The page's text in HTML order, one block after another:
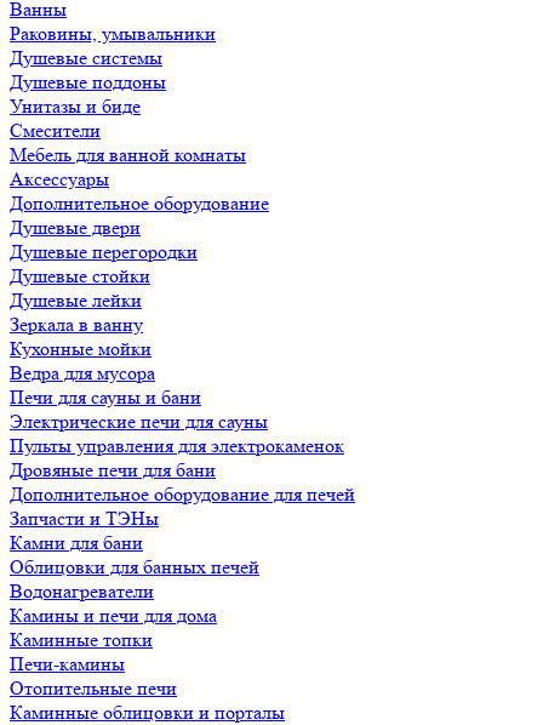
Ванны
Раковины, умывальники
Душевые системы
Душевые поддоны
Унитазы и биде
Смесители
Мебель для ванной комнаты
Аксессуары
Дополнительное оборудование
Душевые двери
Душевые перегородки
Душевые стойки
Душевые лейки
Зеркала в ванну
Кухонные мойки
Ведра для мусора
Печи для сауны и бани
Электрические печи для сауны
Пульты управления для электрокаменок
Дровяные печи для бани
Дополнительное оборудование для печей
Запчасти и ТЭНы
Камни для бани
Облицовки для банных печей
Водонагреватели
Камины и печи для дома
Каминные топки
Печи-камины
Отопительные печи
Каминные облицовки и порталы